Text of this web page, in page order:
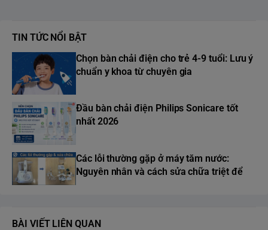
TIN TỨC NỔI BẬT
Chọn bàn chải điện cho trẻ 4-9 tuổi: Lưu ý
chuẩn y khoa từ chuyên gia
Đầu bàn chải điện Philips Sonicare tốt
nhất 2026
Các lỗi thường gặp ở máy tăm nước:
Nguyên nhân và cách sửa chữa triệt để
BÀI VIẾT LIÊN QUAN